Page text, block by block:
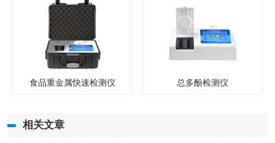
食品重金属快速检测仪 总多酚检测仪
相关文章